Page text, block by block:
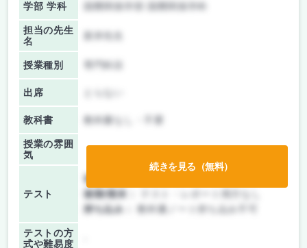
学部 学科
担当の先生
名
授業種別
出席
教科書 教科書なし・不要
授業の雰囲
気
テスト
前期/中間：
後期/期末：
持ち込み：
教科書ノート持ち込み不可
テストの方
式や難易度
続きを見る（無料）